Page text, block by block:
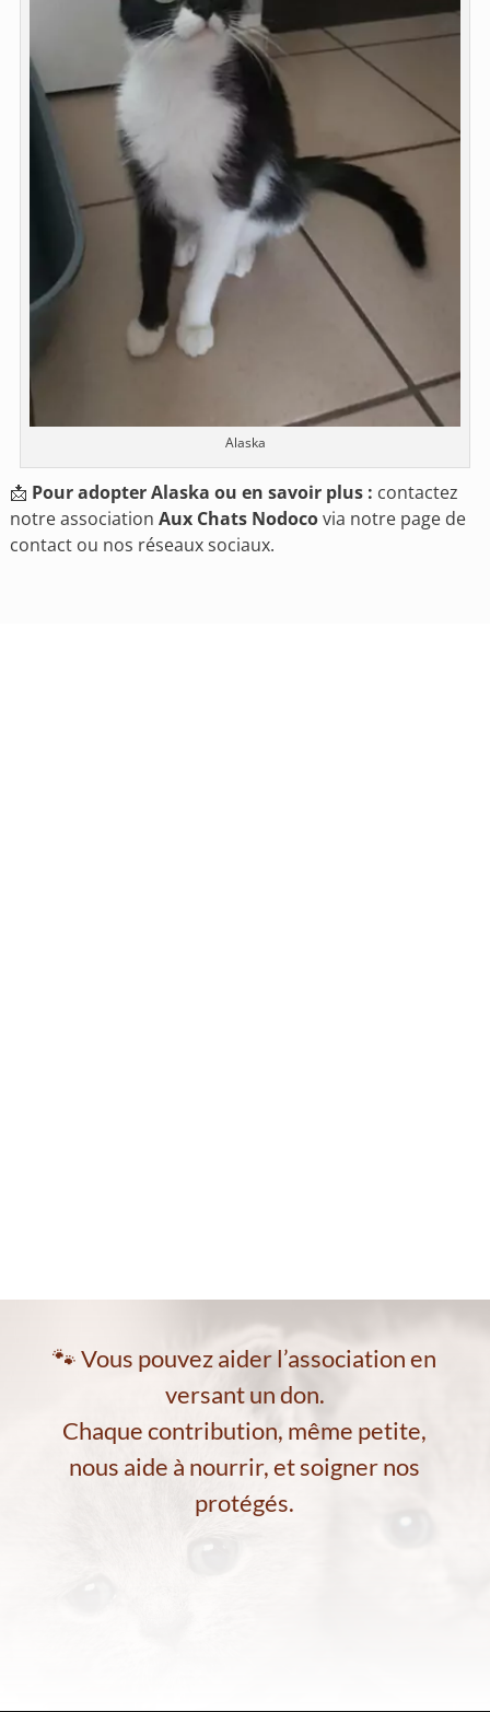
Alaska
📩 Pour adopter Alaska ou en savoir plus : contactez
notre association Aux Chats Nodocovia notre page de
contact ou nos réseaux sociaux.
🐾 Vous pouvez aider l’association en
versant un don.
Chaque contribution, même petite,
nous aide à nourrir, et soigner nos
protégés.